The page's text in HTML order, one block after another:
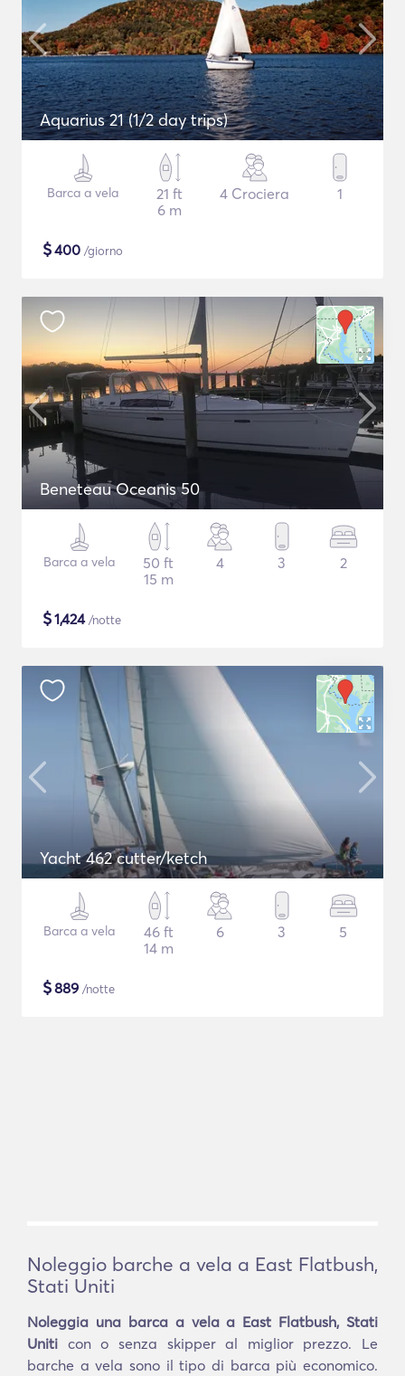
Aquarius 21 (1/2 day trips)
Barca a vela
21 ft
6 m
4 Crociera 1
$400 /giorno
Beneteau Oceanis 50
Barca a vela
50 ft
15 m
4 3 2
$1,424/notte
Yacht 462 cutter/ketch
Barca a vela
46 ft
14 m
6 3 5
$889 /notte
Noleggio barche a vela a East Flatbush,
Stati Uniti
Noleggia una barca a vela a East Flatbush, Stati
Uniti con o senza skipper al miglior prezzo. Le
barche a vela sono il tipo di barca più economico.